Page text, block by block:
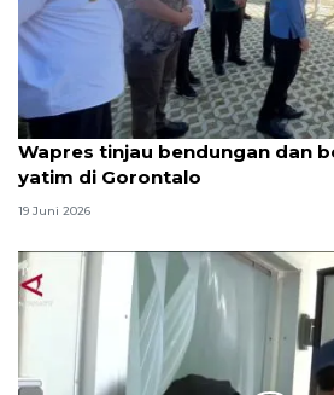
Wapres tinjau bendungan dan
yatim di Gorontalo
19 Juni 2026